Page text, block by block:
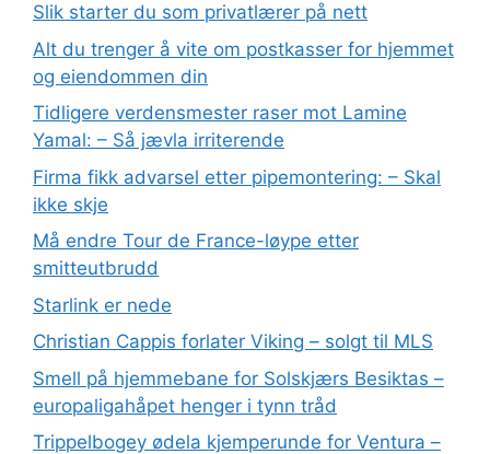
Slik starter du som privatlærer på nett
Alt du trenger å vite om postkasser for hjemmet
og eiendommen din
Tidligere verdensmester raser mot Lamine
Yamal: – Så jævla irriterende
Firma fikk advarsel etter pipemontering: – Skal
ikke skje
Må endre Tour de France-løype etter
smitteutbrudd
Starlink er nede
Christian Cappis forlater Viking – solgt til MLS
Smell på hjemmebane for Solskjærs Besiktas –
europaligahåpet henger i tynn tråd
Trippelbogey ødela kjemperunde for Ventura –